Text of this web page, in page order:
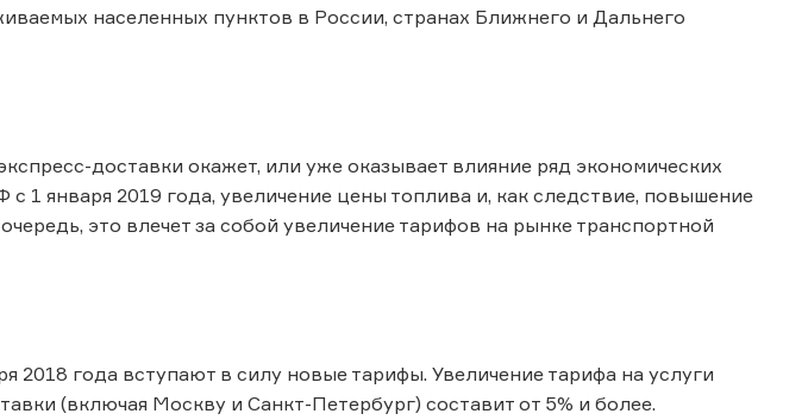
населенных пунктов в России, странах Ближнего и Дальнего
доставки окажет, или уже оказывает влияние ряд экономических
1 января 2019 года, увеличение цены топлива и, как следствие, повышение
это влечет за собой увеличение тарифов на рынке транспортной
2018 года вступают в силу новые тарифы. Увеличение тарифа на услуги
(включая Москву и Санкт-Петербург) составит от 5% и более.